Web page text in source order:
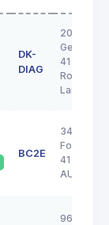
DK-
DIAG
20A rue
George
41200
Lanthenay
BC2E
34 Rue de
Forêt
41240
96 rue de